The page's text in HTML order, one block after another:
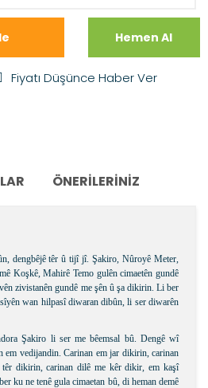
Hemen Al
Fiyatı Düşünce Haber Ver
ÖNERILERINIZ
dengbêjê têr û tijî jî. Şakiro, Nûroyê Meter,
Koşkê, Mahirê Temo gulên cimaetên gundê
zivistanên gundê me şên û şa dikirin. Li ber
wan hilpasî diwaran dibûn, li ser diwarên
Şakiro li ser me bêemsal bû. Dengê wî
em vedijandin. Carinan em jar dikirin, carinan
dikirin, carinan dilê me kêr dikir, em kaşî
ku ne tenê gula cimaetan bû, di heman demê